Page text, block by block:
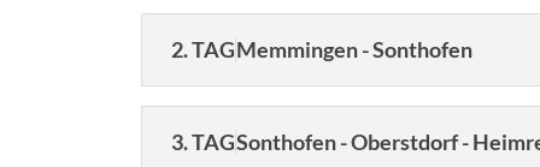
2. TAGMemmingen - Sonthofen
3. TAGSonthofen - Oberstdorf -